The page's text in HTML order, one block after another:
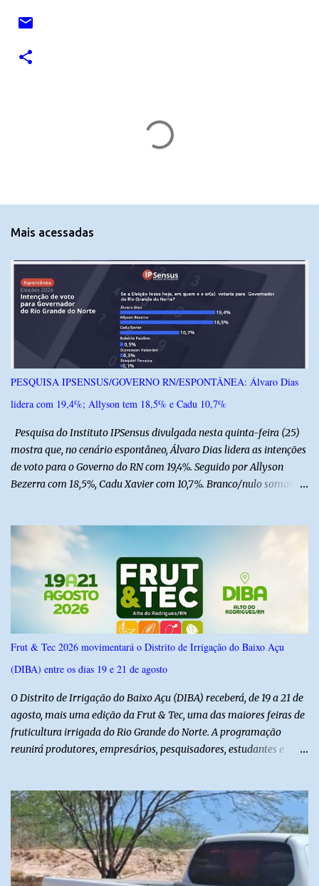
n
r
i
o
Mais acessadas
PESQUISA IPSENSUS/GOVERNO RN/ESPONTÂNEA: Álvaro Dias
lidera com 19,4%; Allyson tem 18,5% e Cadu 10,7%
Pesquisa do Instituto IPSensus divulgada nesta quinta-feira (25)
mostra que, no cenário espontâneo, Álvaro Dias lidera as intenções
de voto para o Governo do RN com 19,4%. Seguido por Allyson
Bezerra com 18,5%, Cadu Xavier com 10,7%. Branco/nulo somaram
do Norte entre os dias 18 e 22 de junho de 2026. O levantamento
possui margem de erro de 2,5 pontos percentuais e nível de
confiança de 95%. Registro no TSE: RN-09520/2026
Frut & Tec 2026 movimentará o Distrito de Irrigação do Baixo Açu
(DIBA) entre os dias 19 e 21 de agosto
O Distrito de Irrigação do Baixo Açu (DIBA) receberá, de 19 a 21 de
agosto, mais uma edição da Frut & Tec, uma das maiores feiras de
fruticultura irrigada do Rio Grande do Norte. A programação
reunirá produtores, empresários, pesquisadores, estudantes e
instituições e tecnologias voltadas ao setor. Além das atividades
técnicas, a feira contará com programação cultural. No dia 20 de
agosto, o público poderá prestigiar o show de humor com Mução,
seguido de apresentação musical de Vê Barreto. A Frut & Tec
reforça a importância do Distrito de Irrigação do Baixo Açu como